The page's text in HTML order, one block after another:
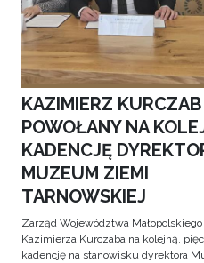
KAZIMIERZ KURCZAB
POWOŁANY NA
KADENCJĘ
MUZEUM ZIEMI
TARNOWSKIEJ
Zarząd Województwa Małopolskiego
Kazimierza Kurczaba na kolejną,
kadencję na stanowisku dyrektora